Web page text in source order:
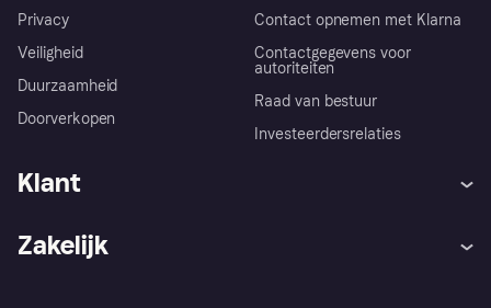
Privacy
Veiligheid
Duurzaamheid
Doorverkopen
Contact opnemen met Klarna
Contactgegevens voor
autoriteiten
Raad van bestuur
Investeerdersrelaties
Klant
Zakelijk